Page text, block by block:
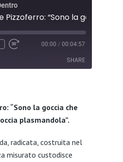
00:00 / 00:04:57
SHARE
“Sono la goccia che
plasmandola”.
radicata, costruita nel
misurato custodisce